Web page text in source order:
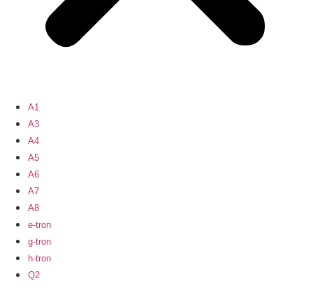
A1
A3
A4
A5
A6
A7
A8
e-tron
g-tron
h-tron
Q2